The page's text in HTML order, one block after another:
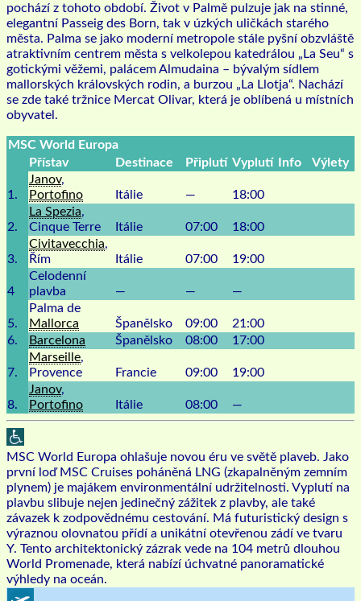
pochází z tohoto období. Život v Palmě pulzuje jak na stinné,
elegantní Passeig des Born, tak v úzkých uličkách starého
města. Palma se jako moderní metropole stále pyšní obzvláště
atraktivním centrem města s velkolepou katedrálou „La Seu“ s
gotickými věžemi, palácem Almudaina – bývalým sídlem
mallorských královských rodin, a burzou „La Llotja“. Nachází
se zde také tržnice Mercat Olivar, která je oblíbená u místních
obyvatel.
MSC World Europa
Přístav
Destinace Připlutí Vyplutí Info Výlety
1.
Janov,
Portofino
Itálie — 18:00
2.
La Spezia,
Cinque Terre
Itálie 07:00 18:00
3.
Civitavecchia,
Řím
Itálie 07:00 19:00
4
Celodenní
plavba
— — —
5.
Palma de
Mallorca
Španělsko 09:00
21:00
6.
Barcelona Španělsko 08:00 17:00
7.
Marseille,
Provence
Francie 09:00 19:00
8.
Janov,
Portofino
Itálie 08:00 —
MSC World Europa ohlašuje novou éru ve světě plaveb. Jako
první loď MSC Cruises poháněná LNG (zkapalněným zemním
plynem) je majákem environmentální udržitelnosti. Vyplutí na
plavbu slibuje nejen jedinečný zážitek z plavby, ale také
závazek k zodpovědnému cestování. Má futuristický design s
výraznou olovnatou přídí a unikátní otevřenou zádí ve tvaru
Y. Tento architektonický zázrak vede na 104 metrů dlouhou
World Promenade, která nabízí úchvatné panoramatické
výhledy na oceán.